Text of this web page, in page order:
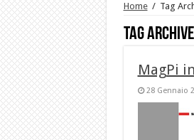
Home / Tag
Tag
MagPi
28 Gennaio